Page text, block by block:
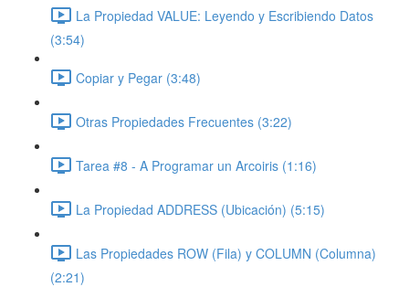
La Propiedad VALUE: Leyendo y Escribiendo Datos
(3:54)
Copiar y Pegar (3:48)
Otras Propiedades Frecuentes (3:22)
Tarea #8 - A Programar un Arcoiris (1:16)
La Propiedad ADDRESS (Ubicación) (5:15)
Las Propiedades ROW (Fila) y COLUMN (Columna)
(2:21)